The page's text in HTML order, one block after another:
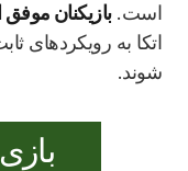
است.بازیکنان
اتکا به رویکردهای
شوند.